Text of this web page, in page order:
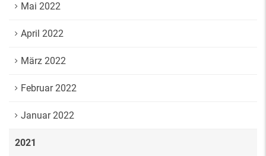
Mai 2022
April 2022
März 2022
Februar 2022
Januar 2022
2021